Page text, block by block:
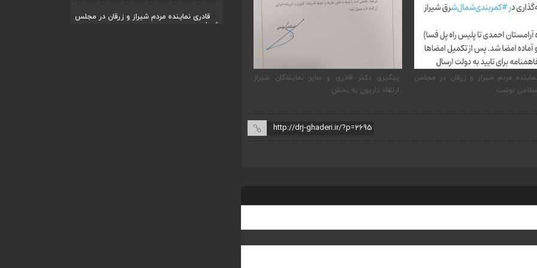
مردم شیراز و زرقان در مجلس
نوشت
پیگیری دکتر قادری و سایر نمایندگان شیراز
ارتقاء داریون به بخش
قادری نماینده مردم شیراز و زرقان در مجلس
شورا...